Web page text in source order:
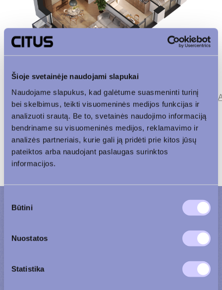
Šioje svetainėje naudojami slapukai
Naudojame slapukus, kad galėtume suasmeninti turinį
bei skelbimus, teikti visuomeninės medijos funkcijas ir
analizuoti srautą. Be to, svetainės naudojimo informaciją
bendriname su visuomeninės medijos, reklamavimo ir
analizės partneriais, kurie gali ją pridėti prie kitos jūsų
pateiktos arba naudojant paslaugas surinktos
informacijos.
pasirinkimas
Būtini
Nuostatos
Statistika
Patalpos aukšte
Vaizdas į vidinį kiemą
Korpusas Parkingas